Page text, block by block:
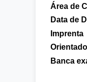
Área de
Data de
Imprenta
Banca